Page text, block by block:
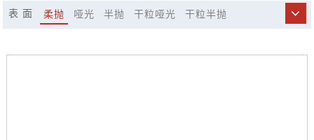
楼梯
表 面 柔抛 哑光 半抛 干粒哑光
干粒半抛